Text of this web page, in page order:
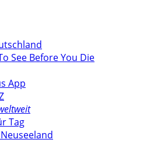
See Before You Die
App
Tag